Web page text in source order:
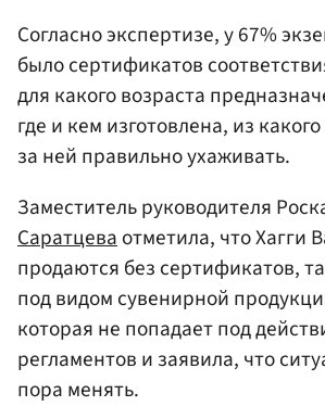
Согласно экспертизе, у 67%
было сертификатов
для какого возраста
где и кем изготовлена, из
за ней правильно ухаживать.
Заместитель руководителя
Саратцеваотметила, что Хагги
продаются без сертификатов,
под видом сувенирной
которая не попадает под
регламентов и заявила, что
пора менять.